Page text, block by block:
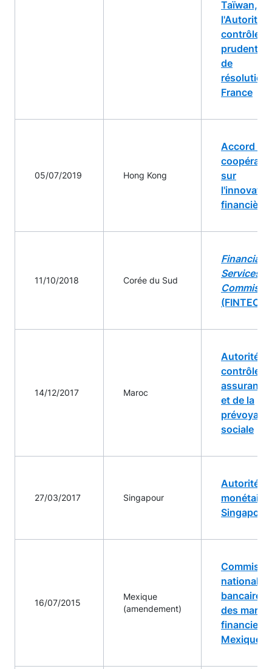
Taïwan, et
l'Autorité
contrôle
prudentiel
de
résolution,
France
05/07/2019 Hong Kong
Accord de
sur
financière
11/10/2018 Corée du Sud
Financial
Services
(FINTECH)
14/12/2017 Maroc
Autorité
contrôle
et de la
sociale
27/03/2017 Singapour
Autorité
monétaire
Singapour
16/07/2015
Mexique
(amendement)
nationale
bancaire et
des
financiers
Mexique